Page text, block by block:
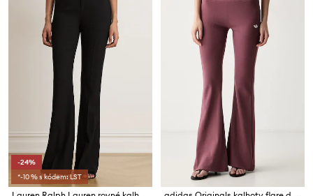
-24%
*-10 % s kódem: LST